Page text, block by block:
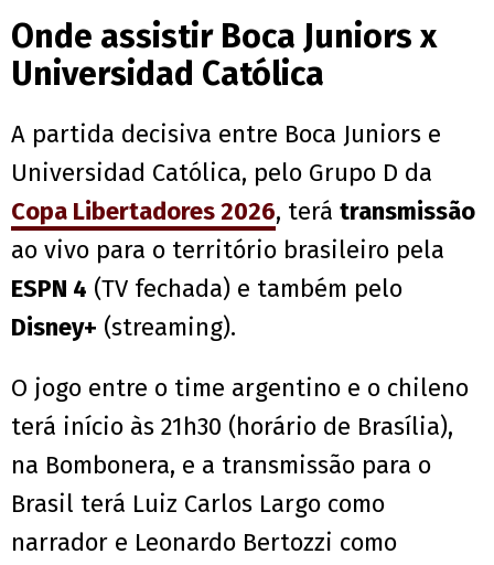
Onde assistir Boca Juniors x
Universidad Católica
A partida decisiva entre Boca Juniors e
Universidad Católica, pelo Grupo D da
Copa Libertadores 2026, terá transmissão
ao vivo para o território brasileiro pela
ESPN 4 (TV fechada) e também pelo
Disney+ (streaming).
O jogo entre o time argentino e o chileno
terá início às 21h30 (horário de Brasília),
na Bombonera, e a transmissão para o
Brasil terá Luiz Carlos Largo como
narrador e Leonardo Bertozzi como